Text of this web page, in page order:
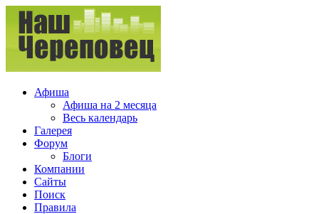
Афиша
Афиша на 2 месяца
Весь календарь
Галерея
Форум
Блоги
Компании
Сайты
Поиск
Правила